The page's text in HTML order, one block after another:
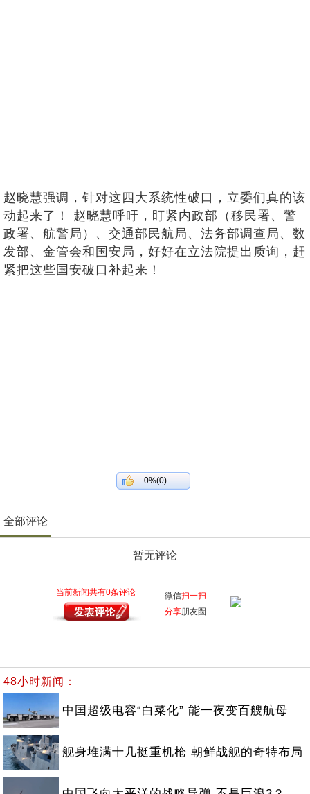
赵晓慧强调，针对这四大系统性破口，立委们真的该
动起来了！ 赵晓慧呼吁，盯紧内政部（移民署、警
政署、航警局）、交通部民航局、法务部调查局、数
发部、金管会和国安局，好好在立法院提出质询，赶
紧把这些国安破口补起来！
0%(0)
全部评论
暂无评论
当前新闻共有0条评论 微信扫一扫
分享朋友圈
48小时新闻：
中国超级电容“白菜化” 能一夜变百艘航母
舰身堆满十几挺重机枪 朝鲜战舰的奇特布局